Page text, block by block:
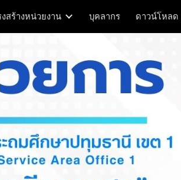
Skip to navigation
สร้างหน่วยงาน บุคลากร ดาวน์โหลด